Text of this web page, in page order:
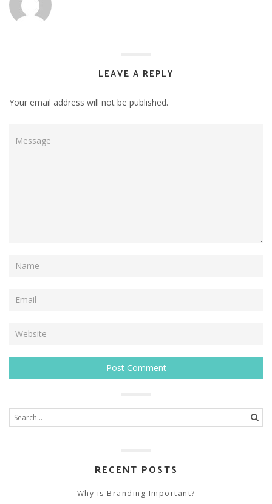
LEAVE A REPLY
Your email address will not be published.
for:
RECENT POSTS
Why is Branding Important?